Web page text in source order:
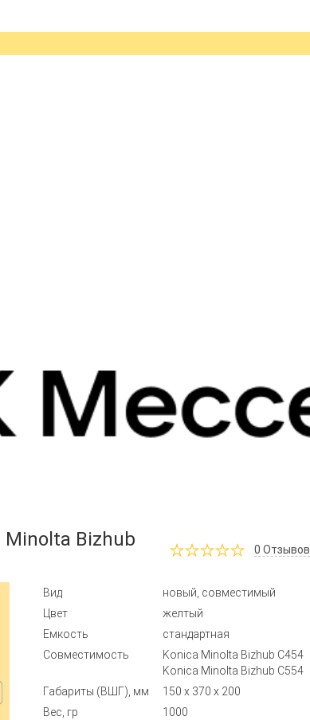
Minolta Bizhub
0 Отзывов
Вид
новый, совместимый
Цвет
желтый
Емкость
стандартная
Совместимость
Konica Minolta Bizhub C454
Konica Minolta Bizhub C554
Габариты (ВШГ), мм
150 x 370 x 200
Вес, гр
1000